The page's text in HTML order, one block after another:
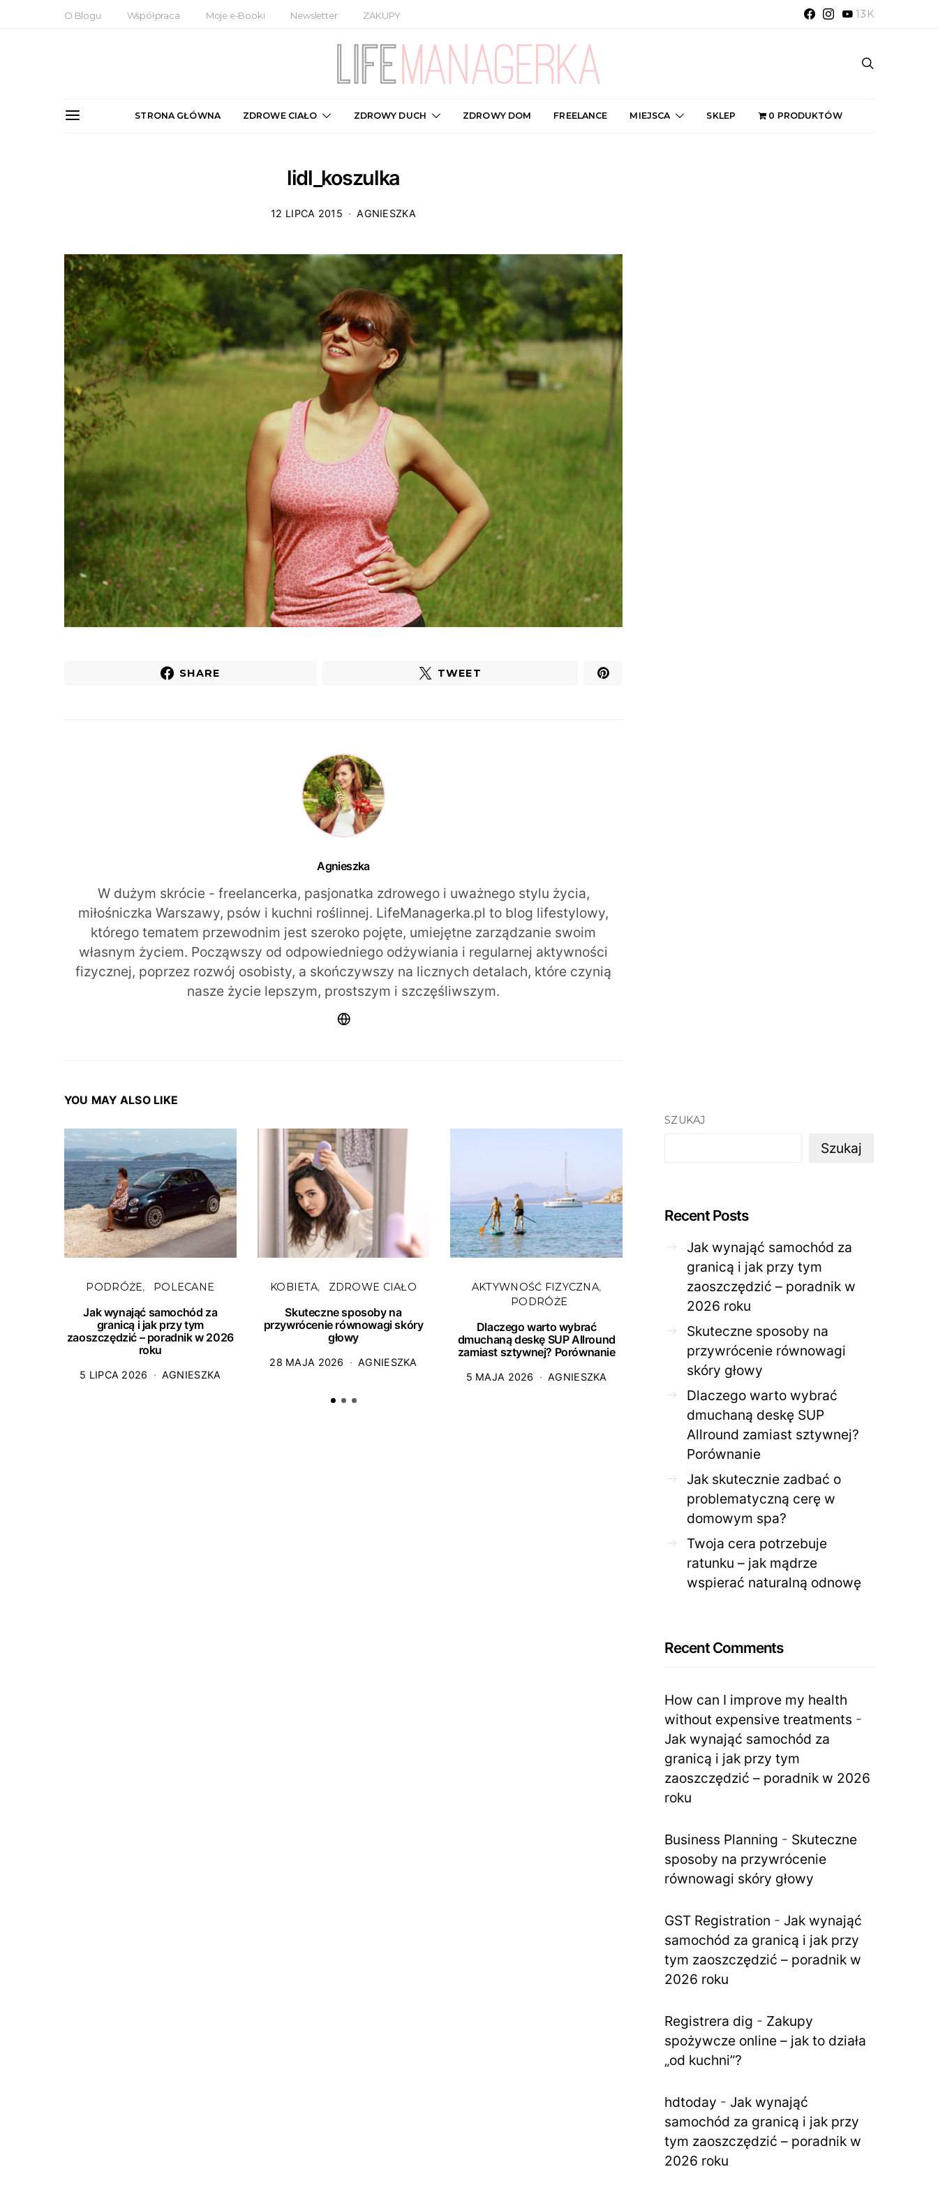
O Blogu Współpraca Moje e-Booki Newsletter ZAKUPY 13K
STRONA GŁÓWNA ZDROWE CIAŁO ZDROWY DUCH ZDROWY DOM FREELANCE MIEJSCA SKLEP 0 PRODUKTÓW
lidl_koszulka
12 LIPCA 2015 AGNIESZKA
SHARE TWEET
Agnieszka
W dużym skrócie - freelancerka, pasjonatka zdrowego i uważnego stylu życia,
miłośniczka Warszawy, psów i kuchni roślinnej. LifeManagerka.pl to blog lifestylowy,
którego tematem przewodnim jest szeroko pojęte, umiejętne zarządzanie swoim
własnym życiem. Począwszy od odpowiedniego odżywiania i regularnej aktywności
fizycznej, poprzez rozwój osobisty, a skończywszy na licznych detalach, które czynią
nasze życie lepszym, prostszym i szczęśliwszym.
YOU MAY ALSO LIKE
PODRÓŻE POLECANE
Jak wynająć samochód za
granicą i jak przy tym
zaoszczędzić – poradnik w 2026
roku
5 LIPCA 2026 AGNIESZKA
KOBIETA ZDROWE CIAŁO
Skuteczne sposoby na
przywrócenie równowagi skóry
głowy
28 MAJA 2026 AGNIESZKA
AKTYWNOŚĆ FIZYCZNA
PODRÓŻE
Dlaczego warto wybrać
dmuchaną deskę SUP Allround
zamiast sztywnej? Porównanie
5 MAJA 2026 AGNIESZKA
ZDROWE CIAŁO
Jak skutecznie zadbać o
problematyczną cerę w
domowym spa?
28 KWIETNIA 2026 27 KWIETNIA 2026
SZUKAJ
Szukaj
Recent Posts
Jak wynająć samochód za
granicą i jak przy tym
zaoszczędzić – poradnik w
2026 roku
Skuteczne sposoby na
przywrócenie równowagi
skóry głowy
Dlaczego warto wybrać
dmuchaną deskę SUP
Allround zamiast sztywnej?
Porównanie
Jak skutecznie zadbać o
problematyczną cerę w
domowym spa?
Twoja cera potrzebuje
ratunku – jak mądrze
wspierać naturalną odnowę
Recent Comments
How can I improve my health
without expensive treatments -
Jak wynająć samochód za
granicą i jak przy tym
zaoszczędzić – poradnik w 2026
roku
Business Planning - Skuteczne
sposoby na przywrócenie
równowagi skóry głowy
GST Registration - Jak wynająć
samochód za granicą i jak przy
tym zaoszczędzić – poradnik w
2026 roku
Registrera dig - Zakupy
spożywcze online – jak to działa
„od kuchni”?
hdtoday - Jak wynająć
samochód za granicą i jak przy
tym zaoszczędzić – poradnik w
2026 roku